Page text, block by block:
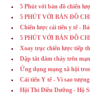
5 Phút với bản đồ chiến
5 PHÚT VỚI BẢN ĐỒ
Chiến lược cải tiến y tế -
5 PHÚT VỚI BẢN ĐỒ
Xoay trục chiến lược tiếp
Dập tắt đám cháy trên
Ứng dụng mạng xã hội
Cải tiến Y tế - Vì sao
Hội Thi Điều Dưỡng - Hộ